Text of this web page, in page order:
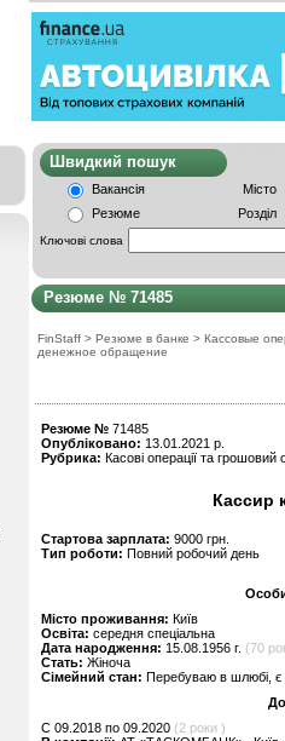
Швидкий
Вакансія
Місто
Резюме
Розділ
Ключові слова
Резюме № 71485
FinStaff > Резюме в банке > Кассовые
денежное обращение
Резюме № 71485
Опубліковано: 13.01.2021 р.
Рубрика: Касові операції та грошовий
Кассир
Стартова зарплата: 9000 грн.
Тип роботи: Повний робочий день
Місто проживання: Київ
Освіта: середня спеціальна
Дата народження: 15.08.1956 г. (70
Стать: Жіноча
Сімейний стан: Перебуваю в шлюбі, є
C 09.2018 по 09.2020 (2 роки )